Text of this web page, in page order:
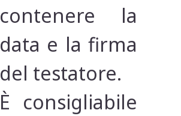
contenere la
data e la firma
del testatore.
È consigliabile